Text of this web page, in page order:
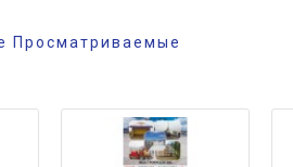
Просматриваемые